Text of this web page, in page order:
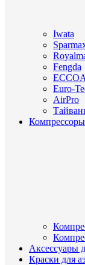
Iwata
Fengda
Euro-
AirPro
Аксессуары
Краски для